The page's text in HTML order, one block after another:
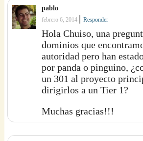
pablo
febrero 6, 2014 |Responder
Hola Chuiso, una
dominios que
autoridad pero han
por panda o pinguino,
un 301 al proyecto
dirigirlos a un Tier 1?
Muchas gracias!!!